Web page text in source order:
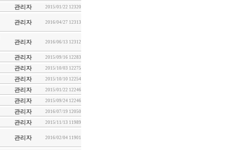
관리자 2015/01/22 12320
관리자 2016/04/27 12313
관리자 2016/06/13 12312
관리자 2015/09/16 12283
관리자 2015/10/03 12275
관리자 2015/10/10 12254
관리자 2015/01/22 12246
관리자 2015/09/2412246
관리자 2016/07/19 12050
관리자 2015/11/13 11989
관리자 2016/02/0411901